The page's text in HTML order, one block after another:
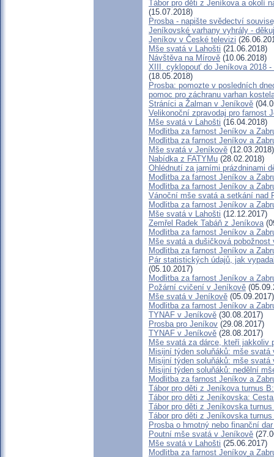
Tábor pro děti z Jeníkova a okolí
(15.07.2018)
Prosba - napište svědectví
Jeníkovské varhany vyhrály -
Jeníkov v České televizi
Mše svatá v Lahošti (21.06.2018)
Návštěva na Mírově (10.06.2018)
XIII. cyklopouť do Jeníkova 2018
(18.05.2018)
Prosba: pomozte v posledních
pomoc pro záchranu varhan
Stráníci a Žalman v Jeníkově
Velikonoční zpravodaj pro farnost
Mše svatá v Lahošti (16.04.2018)
Modlitba za farnost Jeníkov a
Modlitba za farnost Jeníkov a
Mše svatá v Jeníkově (12.03.2018)
Nabídka z FATYMu (28.02.2018)
Ohlédnutí za jarními prázdninami
Modlitba za farnost Jeníkov a
Modlitba za farnost Jeníkov a
Vánoční mše svatá a setkání nad
Modlitba za farnost Jeníkov a
Mše svatá v Lahošti (12.12.2017)
Zemřel Radek Tabáň z Jeníkova
Modlitba za farnost Jeníkov a
Mše svatá a dušičková pobožnost
Modlitba za farnost Jeníkov a
Pár statistických údajů, jak
(05.10.2017)
Modlitba za farnost Jeníkov a
Požární cvičení v Jeníkově
Mše svatá v Jeníkově (05.09.2017)
Modlitba za farnost Jeníkov a
TYNAF v Jeníkově (30.08.2017)
Prosba pro Jeníkov (29.08.2017)
TYNAF v Jeníkově (28.08.2017)
Mše svatá za dárce, kteří jakkoliv
Misijní týden soluňáků: mše svatá
Misijní týden soluňáků: mše svatá
Misijní týden soluňáků: nedělní
Modlitba za farnost Jeníkov a
Tábor pro děti z Jeníkova turnus
Tábor pro děti z Jeníkovska:
Tábor pro děti z Jeníkovska
Tábor pro děti z Jeníkovska
Prosba o hmotný nebo finanční
Poutní mše svatá v Jeníkově
Mše svatá v Lahošti (25.06.2017)
Modlitba za farnost Jeníkov a